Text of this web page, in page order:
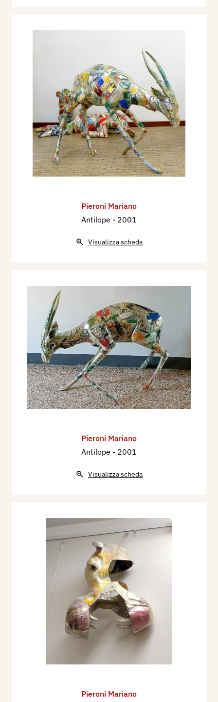
Pieroni Mariano
Antilope - 2001
Visualizza scheda
Pieroni Mariano
Antilope - 2001
Visualizza scheda
Pieroni Mariano